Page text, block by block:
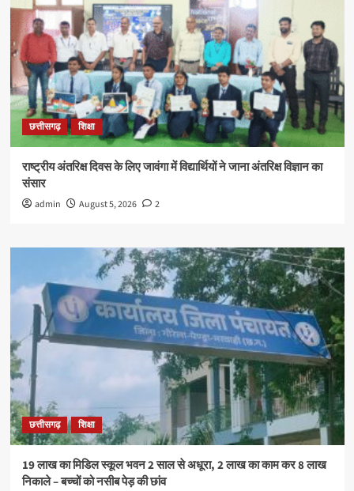
छत्तीसगढ़ शिक्षा
राष्ट्रीय अंतरिक्ष दिवस के लिए जावंगा में विद्यार्थियों ने जाना अंतरिक्ष विज्ञान का
संसार
admin August 5, 2026 2
छत्तीसगढ़ शिक्षा
19 लाख का मिडिल स्कूल भवन 2 साल से अधूरा, 2 लाख का काम कर 8 लाख
निकाले – बच्चों को नसीब पेड़ की छांव